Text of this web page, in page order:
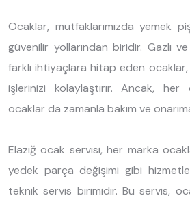
Ocaklar, mutfaklarımızda yemek
güvenilir yollarından biridir. Gazlı
farklı ihtiyaçlara hitap eden
işlerinizi kolaylaştırır. Ancak,
ocaklar da zamanla bakım ve
Elazığ ocak servisi, her marka
yedek parça değişimi gibi
teknik servis birimidir. Bu servis,